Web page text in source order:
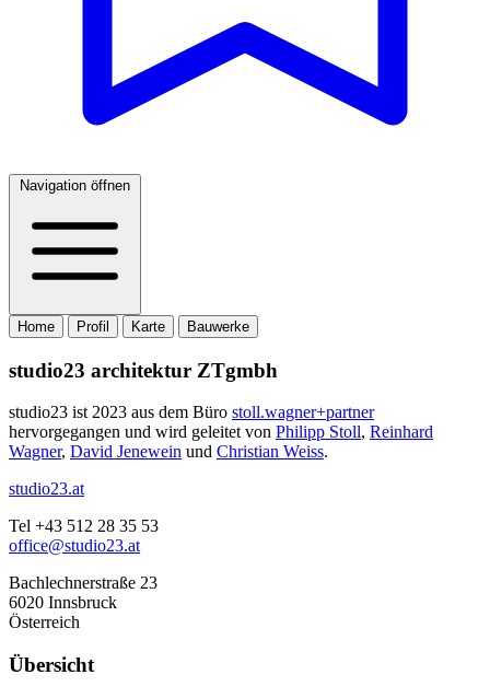
Navigation öffnen
Home Profil Karte Bauwerke
studio23 architektur ZTgmbh
studio23 ist 2023 aus dem Büro stoll.wagner+partner
hervorgegangen und wird geleitet von Philipp Stoll, Reinhard
Wagner, David Jenewein und Christian Weiss.
studio23.at
Tel +43 512 28 35 53
office@studio23.at
Bachlechnerstraße 23
6020 Innsbruck
Österreich
Übersicht